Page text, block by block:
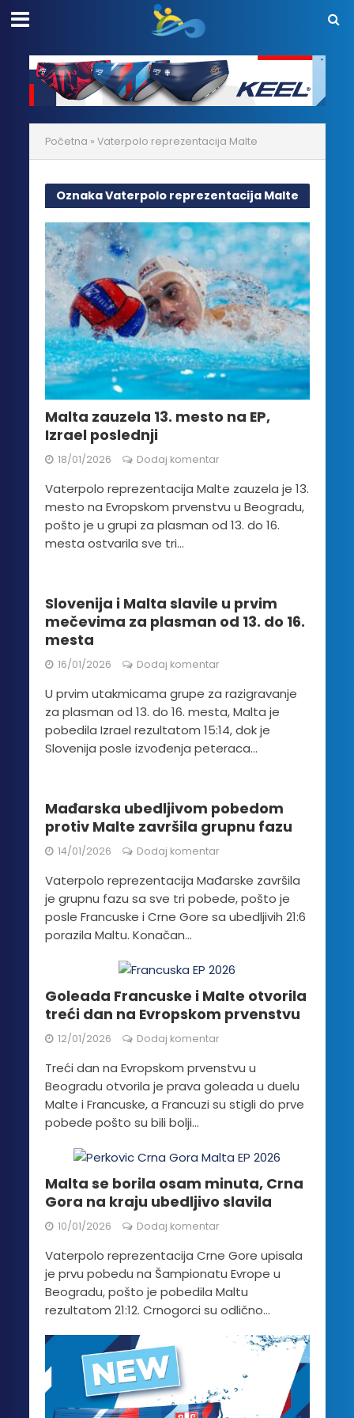
Početna » Vaterpolo reprezentacija Malte
Oznaka Vaterpolo reprezentacija Malte
Malta zauzela 13. mesto na EP,
Izrael poslednji
18/01/2026 Dodaj komentar
Vaterpolo reprezentacija Malte zauzela je 13.
mesto na Evropskom prvenstvu u Beogradu,
pošto je u grupi za plasman od 13. do 16.
mesta ostvarila sve tri...
Slovenija i Malta slavile u prvim
mečevima za plasman od 13. do 16.
mesta
16/01/2026 Dodaj komentar
U prvim utakmicama grupe za razigravanje
za plasman od 13. do 16. mesta, Malta je
pobedila Izrael rezultatom 15:14, dok je
Slovenija posle izvođenja peteraca...
Mađarska ubedljivom pobedom
protiv Malte završila grupnu fazu
14/01/2026 Dodaj komentar
Vaterpolo reprezentacija Mađarske završila
je grupnu fazu sa sve tri pobede, pošto je
posle Francuske i Crne Gore sa ubedljivih 21:6
porazila Maltu. Konačan...
Goleada Francuske i Malte otvorila
treći dan na Evropskom prvenstvu
12/01/2026 Dodaj komentar
Treći dan na Evropskom prvenstvu u
Beogradu otvorila je prava goleada u duelu
Malte i Francuske, a Francuzi su stigli do prve
pobede pošto su bili bolji...
Malta se borila osam minuta, Crna
Gora na kraju ubedljivo slavila
10/01/2026 Dodaj komentar
Vaterpolo reprezentacija Crne Gore upisala
je prvu pobedu na Šampionatu Evrope u
Beogradu, pošto je pobedila Maltu
rezultatom 21:12. Crnogorci su odlično...